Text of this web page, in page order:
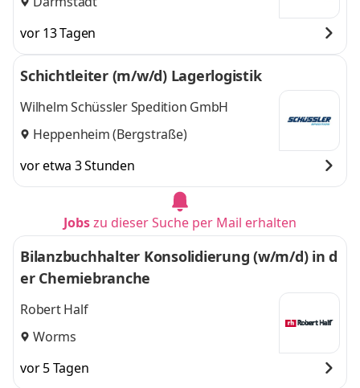
vor 13 Tagen
Schichtleiter (m/w/d) Lagerlogistik
Wilhelm Schüssler Spedition GmbH
Heppenheim (Bergstraße)
vor etwa 3 Stunden
Jobszu dieser Suche per Mail erhalten
Bilanzbuchhalter Konsolidierung (w/m/d) in d
er Chemiebranche
Robert Half
Worms
vor 5 Tagen